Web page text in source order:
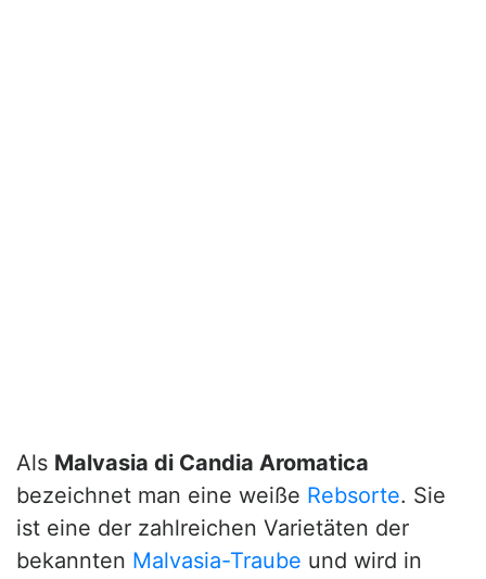
Als Malvasia di Candia Aromatica
bezeichnet man eine weiße Rebsorte. Sie
ist eine der zahlreichen Varietäten der
bekannten Malvasia-Traube und wird in